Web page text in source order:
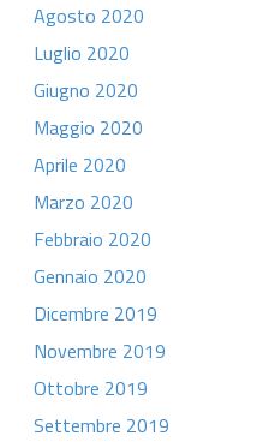
Agosto 2020
Luglio 2020
Giugno 2020
Maggio 2020
Aprile 2020
Marzo 2020
Febbraio 2020
Gennaio 2020
Dicembre 2019
Novembre 2019
Ottobre 2019
Settembre 2019